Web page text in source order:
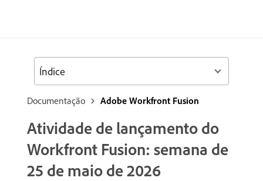
Documentação Adobe Workfront Fusion
Atividade de lançamento do
Workfront Fusion: semana de
25 de maio de 2026
Índice